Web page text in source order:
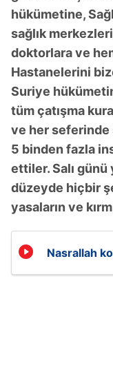
hükümetine,
sağlık
doktorlara ve
Hastanelerini
Suriye
tüm çatışma
ve her seferinde
5 binden fazla
ettiler. Salı
düzeyde hiçbir
yasaların ve
Nasrallah